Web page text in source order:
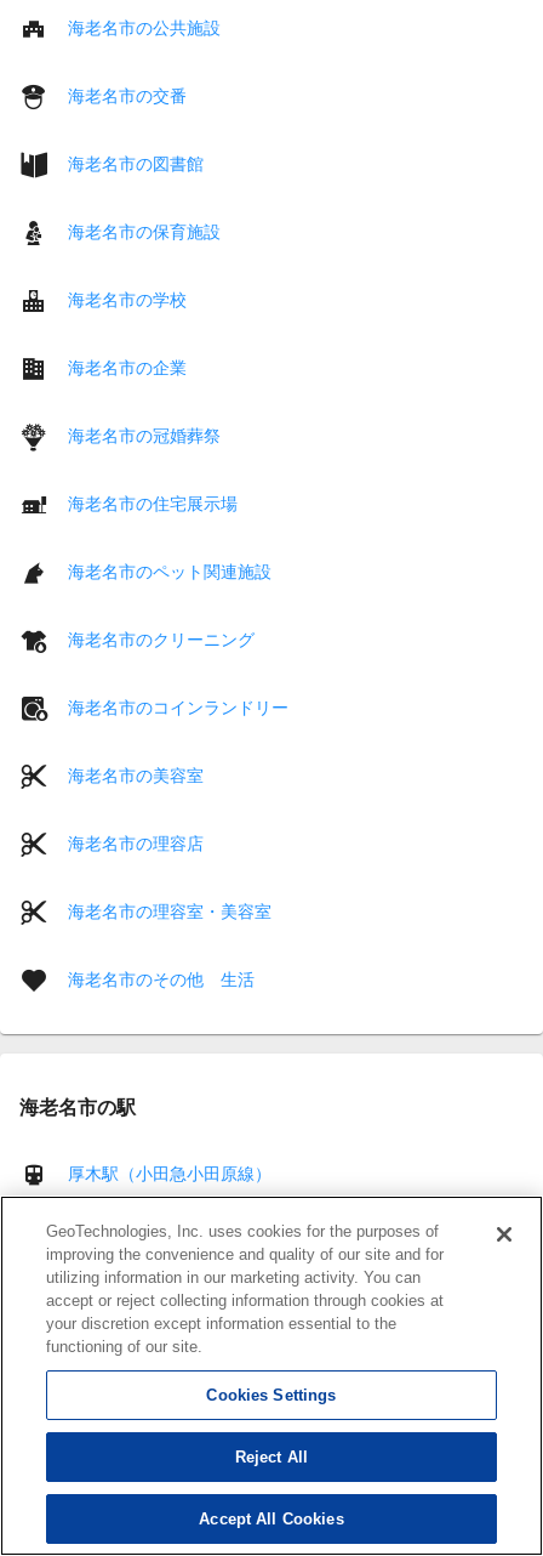
海老名市の公共施設
海老名市の交番
海老名市の図書館
海老名市の保育施設
海老名市の学校
海老名市の企業
海老名市の冠婚葬祭
海老名市の住宅展示場
海老名市のペット関連施設
海老名市のクリーニング
海老名市のコインランドリー
海老名市の美容室
海老名市の理容店
海老名市の理容室・美容室
海老名市のその他 生活
海老名市の駅
厚木駅（小田急小田原線）
厚木駅（相模線）
海老名駅（小田急小田原線）
海老名駅（相模線）
かしわ台駅（相鉄本線）
GeoTechnologies, Inc. uses cookies for the purposes of
improving the convenience and quality of our site and for
utilizing information in our marketing activity. You can
accept or reject collecting information through cookies at
your discretion except information essential to the
functioning of our site.
Cookies Settings
Reject All
Accept All Cookies